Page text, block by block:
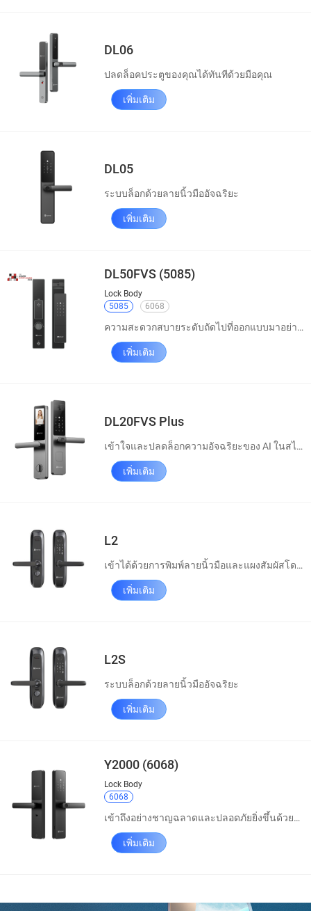
DL06
ปลดล็อคประตูของคุณได้ทันทีด้วยมือคุณ
เพิ่มเติม
DL05
ระบบล็อกด้วยลายนิ้วมืออัจฉริยะ
เพิ่มเติม
DL50FVS (5085)
Lock Body
5085
6068
ความสะดวกสบายระดับถัดไปที่ออกแบบมาอย่างชาญฉลาดโดยไม่ต้องสัมผัส
เพิ่มเติม
DL20FVS Plus
เข้าใจและปลดล็อกความอัจฉริยะของ AI ในสไตล์คลาสสิก
เพิ่มเติม
L2
เข้าได้ด้วยการพิมพ์ลายนิ้วมือและแผงสัมผัสโดยไม่ต้องใช้กุญแจ
เพิ่มเติม
L2S
ระบบล็อกด้วยลายนิ้วมืออัจฉริยะ
เพิ่มเติม
Y2000 (6068)
Lock Body
6068
เข้าถึงอย่างชาญฉลาดและปลอดภัยยิ่งขึ้นด้วยความเข้าใจที่ง่ายดาย
เพิ่มเติม